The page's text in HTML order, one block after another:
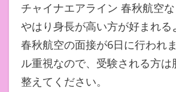
チャイナエアライン 春秋航空
やはり身長が高い方が好まれる
春秋航空の面接が6日に行われ
ル重視なので、受験される方は
整えてください。